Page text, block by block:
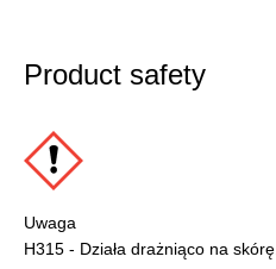
Product safety
Uwaga
H315 - Działa drażniąco na skórę.